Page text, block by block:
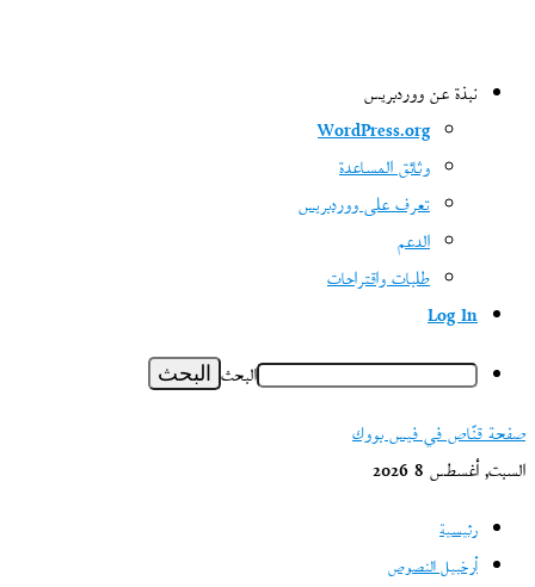
نبذة عن ووردبريس
WordPress.org
وثائق المساعدة
تعرف على ووردبريس
الدعم
طلبات واقتراحات
Log In
البحث
صفحة قنّاص في فيس بووك
السبت, أغسطس 8 2026
رئيسية
أرخبيل النصوص